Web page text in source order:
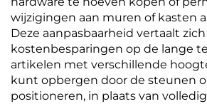
wijzigingen aan muren of kasten
Deze aanpasbaarheid vertaalt
kostenbesparingen op de lange
artikelen met verschillende
kunt opbergen door de steunen
positioneren, in plaats van